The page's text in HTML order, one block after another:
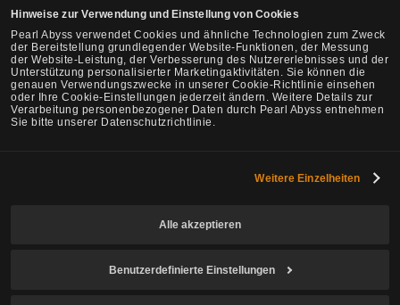
Hinweise zur Verwendung und Einstellung von Cookies
Pearl Abyss verwendet Cookies und ähnliche Technologien zum Zweck
der Bereitstellung grundlegender Website-Funktionen, der Messung
der Website-Leistung, der Verbesserung des Nutzererlebnisses und der
Unterstützung personalisierter Marketingaktivitäten. Sie können die
genauen Verwendungszwecke in unserer Cookie-Richtlinie einsehen
oder Ihre Cookie-Einstellungen jederzeit ändern. Weitere Details zur
Verarbeitung personenbezogener Daten durch Pearl Abyss entnehmen
Sie bitte unserer Datenschutzrichtlinie.
Weitere Einzelheiten
Alle akzeptieren
Benutzerdefinierte Einstellungen
Black Desert -NA/EU/Ozeanien